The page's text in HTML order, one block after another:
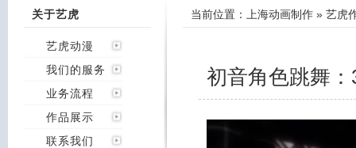
关于艺虎
艺虎动漫
我们的服务
业务流程
作品展示
联系我们
当前位置： 上海动画制作 » 艺虎
初音角色跳舞